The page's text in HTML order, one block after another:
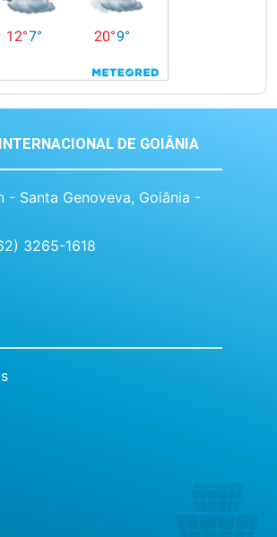
DE GOIÂNIA
- Santa Genoveva, Goiânia -
3265-1618